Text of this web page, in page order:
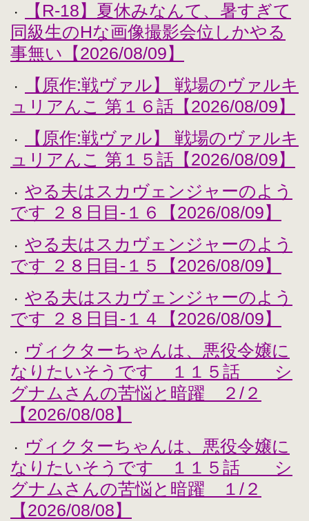
・
【R-18】夏休みなんて、暑すぎて
同級生のHな画像撮影会位しかやる
事無い【2026/08/09】
・
【原作:戦ヴァル】 戦場のヴァルキ
ュリアんこ 第１６話【2026/08/09】
・
【原作:戦ヴァル】 戦場のヴァルキ
ュリアんこ 第１５話【2026/08/09】
・
やる夫はスカヴェンジャーのよう
です ２８日目-１６【2026/08/09】
・
やる夫はスカヴェンジャーのよう
です ２８日目-１５【2026/08/09】
・
やる夫はスカヴェンジャーのよう
です ２８日目-１４【2026/08/09】
・
ヴィクターちゃんは、悪役令嬢に
なりたいそうです １１５話 シ
グナムさんの苦悩と暗躍 ２/２
【2026/08/08】
・
ヴィクターちゃんは、悪役令嬢に
なりたいそうです １１５話 シ
グナムさんの苦悩と暗躍 １/２
【2026/08/08】